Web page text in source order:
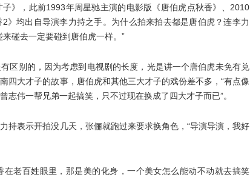
，此前1993年周星驰主演的电影版《唐伯虎点秋香》、2010
》均出自导演李力持之手。为什么拍来拍去都是唐伯虎？连李力
碰去一定要碰到唐伯虎一样。”
别的，因为考虑到电视剧的长度，光是讲一个唐伯虎未免有兑
四大才子的故事，唐伯虎和其他三大才子的戏份差不多，“有点像
志伟一帮兄弟一起搞笑，只不过现在换成了四大才子而已”。
表示开拍没几天，张俪就跑过来要求换角色，“导演导演，我好
老百姓眼里，那是美的化身，一个美女怎么能动不动就去搞笑